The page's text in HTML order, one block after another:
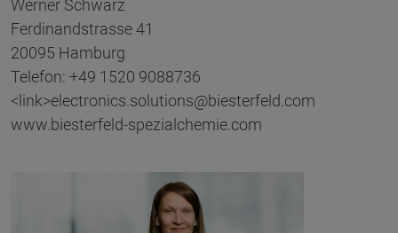
Werner Schwarz
Ferdinandstrasse 41
20095 Hamburg
Telefon: +49 1520 9088736
<link>electronics.solutions@biesterfeld.com
www.biesterfeld-spezialchemie.com